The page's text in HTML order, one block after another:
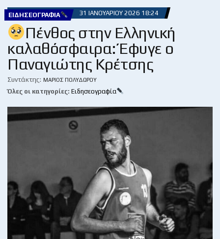
ΕΙΔΗΣΕΟΓΡΑΦΊΑ 31 ΙΑΝΟΥΑΡΊΟΥ 2026 18:24
Πένθος στην Eλληνική
καλαθόσφαιρα: Έφυγε ο
Παναγιώτης Κρέτσης
Συντάκτης: ΜΆΡΙΟΣ ΠΟΛΥΔΏΡΟΥ
Όλες οι κατηγορίες: Ειδησεογραφία